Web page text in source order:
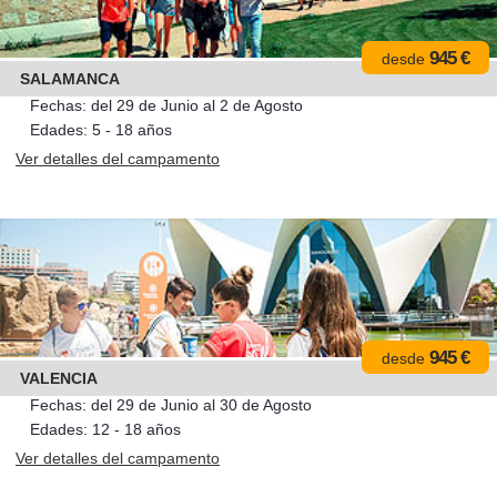
SALAMANCA
desde 945 €
Fechas: del 29 de Junio al 2 de Agosto
Edades: 5 - 18 años
Ver detalles del campamento
VALENCIA
desde 945 €
Fechas: del 29 de Junio al 30 de Agosto
Edades: 12 - 18 años
Ver detalles del campamento